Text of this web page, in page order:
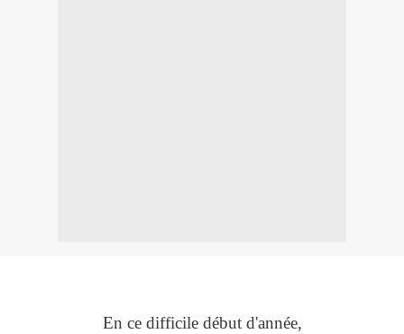
En ce difficile début d'année,